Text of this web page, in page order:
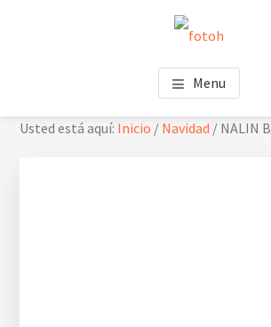
Menu
Usted está aquí: Inicio / Navidad / NALIN B